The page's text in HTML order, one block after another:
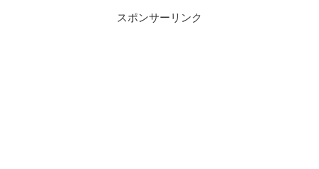
スポンサーリンク